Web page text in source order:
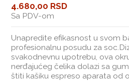
4.680,00 RSD
Sa PDV-om
Unapredite efikasnost u svom
profesionalnu posudu za
svakodnevnu upotrebu, ova
nerđajućeg čelika dolazi sa
štiti kašiku espreso aparata od